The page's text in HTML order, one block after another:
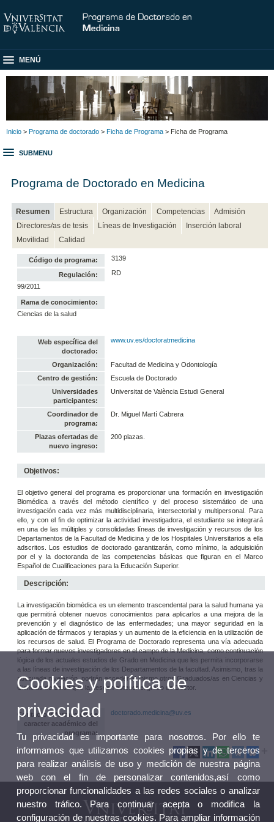
MENÚ
Inicio > Programa de doctorado > Ficha de Programa > Ficha de Programa
SUBMENU
Programa de Doctorado en Medicina
Resumen Estructura Organización Competencias
Admisión
Directores/as de tesis
Líneas de Investigación
Inserción laboral
Movilidad
Calidad
Código de programa: 3139
Regulación:
RD
99/2011
Rama de conocimiento:
Ciencias de la salud
Web específica del
doctorado:
www.uv.es/doctoratmedicina
Organización:
Facultad de Medicina y Odontología
Centro de gestión:
Escuela de Doctorado
Universidades
participantes:
Universitat de València Estudi General
Coordinador de
programa:
Dr. Miguel Martí Cabrera
Plazas ofertadas de
nuevo ingreso:
200 plazas.
Objetivos:
El objetivo general del programa es proporcionar una formación en investigación
Biomédica a través del método científico y del proceso sistemático de una
investigación cada vez más multidisciplinaria, intersectorial y multipersonal. Para
ello, y con el fin de optimizar la actividad investigadora, el estudiante se integrará
en una de las múltiples y consolidadas líneas de investigación y recursos de los
Departamentos de la Facultad de Medicina y de los Hospitales Universitarios a ella
adscritos. Los estudios de doctorado garantizarán, como mínimo, la adquisición
por el y la doctoranda de las competencias básicas que figuran en el Marco
Español de Cualificaciones para la Educación Superior.
Descripción:
La investigación biomédica es un elemento trascendental para la salud humana ya
que permitirá obtener nuevos conocimientos para aplicarlos a una mejora de la
prevención y el diagnóstico de las enfermedades; una mayor seguridad en la
aplicación de fármacos y terapias y un aumento de la eficiencia en la utilización de
los recursos de salud. El Programa de Doctorado representa una vía adecuada
para formar nuevos investigadores en el campo de la Medicina, como continuación
lógica de los actuales estudios de Grado en Medicina que les permita incorporarse
a las líneas de investigación de los Departamentos de la facultad. Asimismo, tras la
adecuada nivelación, podrán acceder al mismo otros Graduados/as en Ciencias y
Ciencias de Salud que la deseen obtener el grado de Doctor.
Contacto información de
caracter académico del
programa:
doctorado.medicina@uv.es
Cookies y política de
privacidad
Tu privacidad es importante para nosotros. Por ello te
informamos que utilizamos cookies propias y de terceros
para realizar análisis de uso y medición de nuestra página
web con el fin de personalizar contenidos,así como
proporcionar funcionalidades a las redes sociales o analizar
nuestro tráfico. Para continuar acepta o modifica la
configuración de nuestras cookies. Para ampliar información